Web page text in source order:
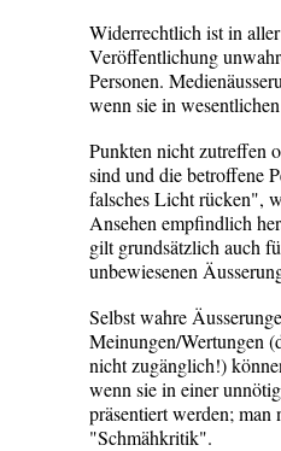
Widerrechtlich ist in
Veröffentlichung
Personen.
wenn sie in
Punkten nicht zutreffen
sind und die betroffene
falsches Licht rücken",
Ansehen empfindlich
gilt grundsätzlich auch
unbewiesenen
Selbst wahre
Meinungen/Wertungen
nicht zugänglich!)
wenn sie in einer
präsentiert werden; man
"Schmähkritik".